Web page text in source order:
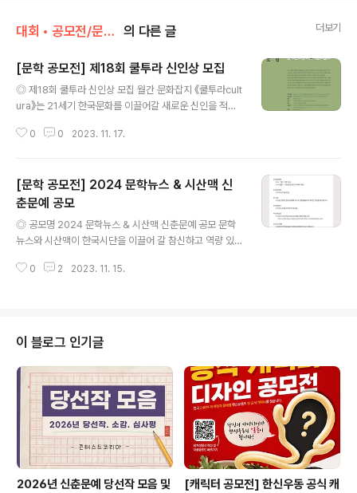
대회 • 공모전/문학 • 문예 • 네이밍 • 슬로건 의 다른 글 더보기
[문학 공모전] 제18회 쿨투라 신인상 모집
◎ 제18회 쿨투라 신인상 모집 월간 문화잡지 《쿨투라cult
ura》는 21세기 한국문화를 이끌어갈 새로운 신인을 적극
오늘날, 형식에 얽매이지 않으며 톡톡 튀는 발랄한 상상력
한 심사평이 공개될 것입니다. 《쿨투라cultura》를 통해 등
단하는 신인이 적극적으로 창작활동을할 수 있도록 본지가
적극 지원하겠습니다. 새로운 문명의 심화 과정 속에서 왜
곡되고 형해화되어가는 오늘의 삶을 직시하고, 우리시대
있는 신인 여러분의 적극적인 참여를 바랍니다. ◎ 모집 부
0 0 2023. 11. 17.
[문학 공모전] 2024 문학뉴스 & 시산맥 신
춘문예 공모
◎ 공모명 2024 문학뉴스 & 시산맥 신춘문예 공모 문학
뉴스와 시산맥이 한국시단을 이끌어 갈 참신하고 역량 있
의 정상에 우뚝 설 수 있도록 문학뉴스와 시산맥은 지원을
◎ 응모마감 2024년 1월 20일 ◎ 시 상 상금 삼백만 원
과 상패를 드리고 작품 활동에 적극적인 지원을 해드립니
다. ◎ 시상일자 2024년 5월 마지막 주 토요일 ◎ 보내실
곳 poemmtss@naver.com(이메일 접수만 합니다) ◎
유의사항 - 응모작은 한글파일로 작성하여 첨부로 보내기
바랍니..
0 2 2023. 11. 15.
이 블로그 인기글
2026년 신춘문예 당선작 모음 및
[캐릭터 공모전] 한신우동 공식 캐